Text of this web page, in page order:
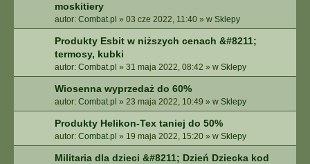
moskitiery
autor: Combat.pl » 03 cze 2022, 11:40 » w Sklepy
Produkty Esbit w niższych cenach &#8211;
termosy, kubki
autor: Combat.pl » 31 maja 2022, 08:42 » w Sklepy
Wiosenna wyprzedaż do 60%
autor: Combat.pl » 23 maja 2022, 10:49 » w Sklepy
Produkty Helikon-Tex taniej do 50%
autor: Combat.pl » 19 maja 2022, 15:20 » w Sklepy
Militaria dla dzieci &#8211; Dzień Dziecka kod